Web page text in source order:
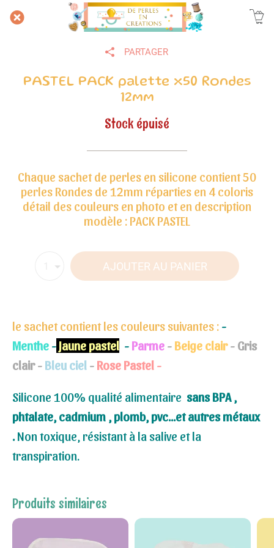
PARTAGER
PASTEL PACK palette x50 Rondes
12mm
Stock épuisé
Chaque sachet de perles en silicone contient 50
perles Rondes de 12mm réparties en 4 coloris
détail des couleurs en photo et en description
modèle : PACK PASTEL
AJOUTER AU PANIER
le sachet contient les couleurs suivantes : -
Menthe - Jaune pastel - Parme - Beige clair- Gris
clair - Bleu ciel - Rose Pastel -
Silicone 100% qualité alimentaire sans BPA ,
phtalate, cadmium , plomb, pvc...et autres métaux
.Non toxique, résistant à la salive et la
transpiration.
Produits similaires